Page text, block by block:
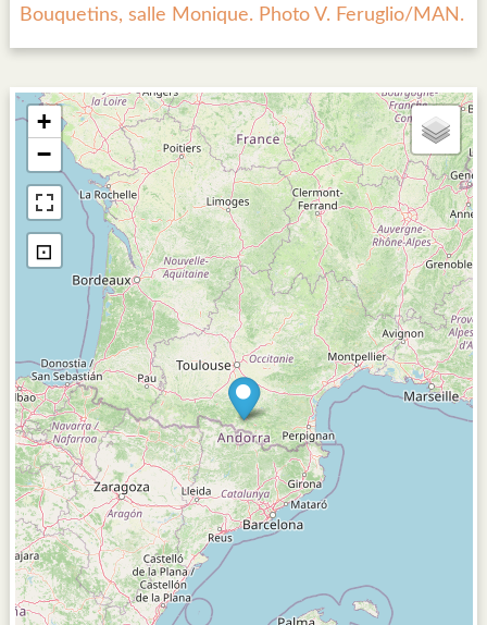
Bouquetins, salle Monique. Photo V. Feruglio/MAN.
+
−
⊡